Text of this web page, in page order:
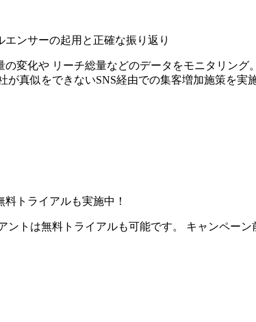
ンサーの起用と正確な振り返り
変化や リーチ総量などのデータをモニタリン
真似をできないSNS経由での集客増加施策を実
トライアルも実施中！
トは無料トライアルも可能です。 キャンペーン